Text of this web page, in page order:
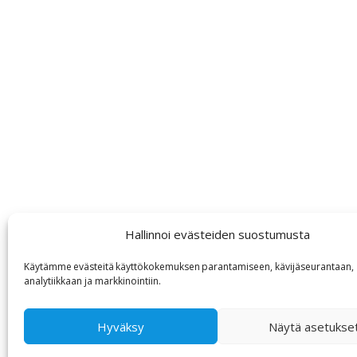
Hallinnoi evästeiden suostumusta
Käytämme evästeitä käyttökokemuksen parantamiseen, kävijäseurantaan,
analytiikkaan ja markkinointiin.
Hyväksy Näytä